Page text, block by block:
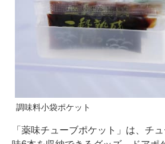
調味料小袋ポケット
「薬味チューブポケット」は、チ